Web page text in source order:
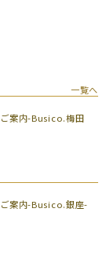
一覧へ
ご案内-Busico.梅田
ご案内-Busico.銀座-